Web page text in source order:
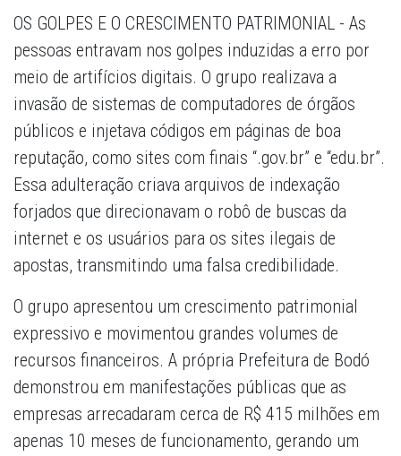
OS GOLPES E O CRESCIMENTO PATRIMONIAL - As
pessoas entravam nos golpes induzidas a erro por
meio de artifícios digitais. O grupo realizava a
invasão de sistemas de computadores de órgãos
públicos e injetava códigos em páginas de boa
reputação, como sites com finais “.gov.br” e “edu.br”.
Essa adulteração criava arquivos de indexação
forjados que direcionavam o robô de buscas da
internet e os usuários para os sites ilegais de
apostas, transmitindo uma falsa credibilidade.
O grupo apresentou um crescimento patrimonial
expressivo e movimentou grandes volumes de
recursos financeiros. A própria Prefeitura de Bodó
demonstrou em manifestações públicas que as
empresas arrecadaram cerca de R$ 415 milhões em
apenas 10 meses de funcionamento, gerando um